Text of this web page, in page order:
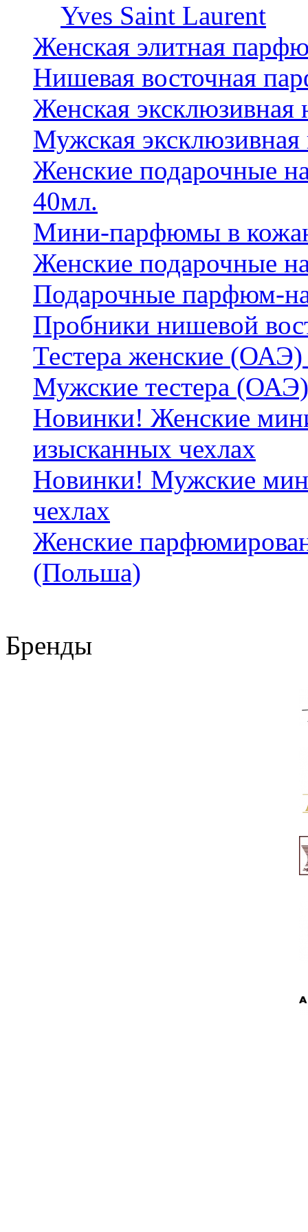
Yves Saint Laurent
Женская элитная
Нишевая восточная
Женская
Мужская
Женские подарочные
40мл.
Мини-парфюмы в
Женские подарочные
Подарочные парфюм-
Пробники нишевой
Тестера женские (ОАЭ)
Мужские тестера (ОАЭ)
Новинки! Женские
изысканных чехлах
Новинки! Мужские
чехлах
Женские
(Польша)
Бренды